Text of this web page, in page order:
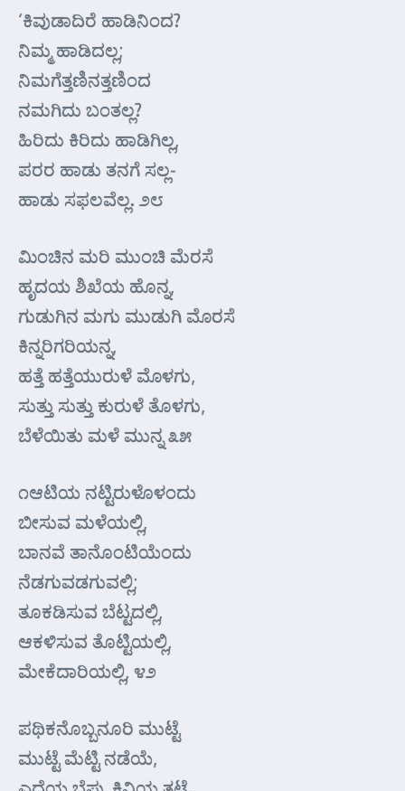
‘ಕಿವುಡಾದಿರೆ ಹಾಡಿನಿಂದ?
ನಿಮ್ಮ ಹಾಡಿದಲ್ಲ;
ನಿಮಗೆತ್ತಣಿನತ್ತಣಿಂದ
ನಮಗಿದು ಬಂತಲ್ಲ?
ಹಿರಿದು ಕಿರಿದು ಹಾಡಿಗಿಲ್ಲ,
ಪರರ ಹಾಡು ತನಗೆ ಸಲ್ಲ-
ಹಾಡು ಸಫಲವೆಲ್ಲ. ೨೮
ಮಿಂಚಿನ ಮರಿ ಮುಂಚಿ ಮೆರಸೆ
ಹೃದಯ ಶಿಖೆಯ ಹೊನ್ನ,
ಗುಡುಗಿನ ಮಗು ಮುಡುಗಿ ಮೊರಸೆ
ಕಿನ್ನರಿಗರಿಯನ್ನ,
ಹತ್ತೆ ಹತ್ತೆಯುರುಳೆ ಮೊಳಗು,
ಸುತ್ತು ಸುತ್ತು ಕುರುಳೆ ತೊಳಗು,
ಬೆಳೆಯಿತು ಮಳೆ ಮುನ್ನ ೩೫
೧ಆಟಿಯ ನಟ್ಟಿರುಳೊಳಂದು
ಬೀಸುವ ಮಳೆಯಲ್ಲಿ,
ಬಾನವೆ ತಾನೊಂಟಿಯೆಂದು
ನೆಡಗುವಡಗುವಲ್ಲಿ;
ತೂಕಡಿಸುವ ಬೆಟ್ಟದಲ್ಲಿ,
ಆಕಳಿಸುವ ತೊಟ್ಟಿಯಲ್ಲಿ,
ಮೇಕೆದಾರಿಯಲ್ಲಿ, ೪೨
ಪಥಿಕನೊಬ್ಬನೂರಿ ಮುಟ್ಟೆ
ಮುಟ್ಟೆ ಮೆಟ್ಟಿ ನಡೆಯೆ,